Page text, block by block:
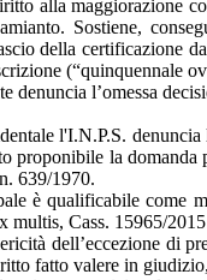
alla maggiorazione
Sostiene,
della certificazione
(“quinquennale
l’omessa
l'I.N.P.S.
proponibile la
639/1970.
è qualificabile come
multis, Cass. 15965/
dell’eccezione di
fatto valere in